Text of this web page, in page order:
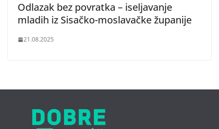
Odlazak bez povratka – iseljavanje
mladih iz Sisačko-moslavačke županije
21.08.2025